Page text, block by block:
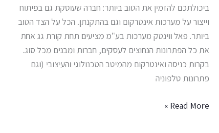
ביכולתכם להזמין את הטוב ביותר: חברה שעוסקת גם בפיתוח
וייצור על מערכות אינטרקום וגם בהתקנתן. הכל על הצד הטוב
ביותר. פאל ווינטק מערכות בע"מ מציעים תחת קורת גג אחת
את כל הפתרונות הנחוצים לעסקים, חברות ומבנים מכל סוג.
בקרות כניסה ואינטרקום מהמיטב הטכנולוגי והעיצובי (וגם
פתרונות טלפוניה
Read More »